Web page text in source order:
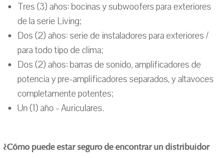
Tres (3) años: bocinas y subwoofers para exteriores
de la serie Living;
Dos (2) años: serie de instaladores para exteriores /
para todo tipo de clima;
Dos (2) años: barras de sonido, amplificadores de
potencia y pre-amplificadores separados, y altavoces
completamente potentes;
Un (1) año - Auriculares.
¿Cómo puede estar seguro de encontrar un distribuidor